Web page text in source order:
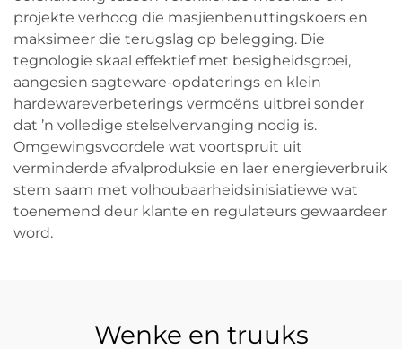
projekte verhoog die masjienbenuttingskoers en
maksimeer die terugslag op belegging. Die
tegnologie skaal effektief met besigheidsgroei,
aangesien sagteware-opdaterings en klein
hardewareverbeterings vermoëns uitbrei sonder
dat ’n volledige stelselvervanging nodig is.
Omgewingsvoordele wat voortspruit uit
verminderde afvalproduksie en laer energieverbruik
stem saam met volhoubaarheidsinisiatiewe wat
toenemend deur klante en regulateurs gewaardeer
word.
Wenke en truuks